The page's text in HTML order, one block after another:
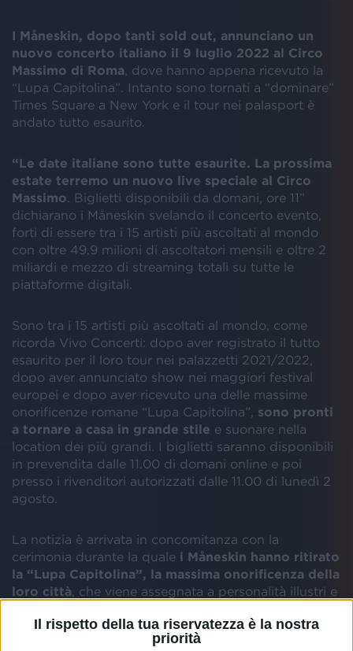
Il rispetto della tua riservatezza è la nostra
priorità
I Måneskin, dopo tanti sold out, annunciano un
nuovo concerto italiano il 9 luglio 2022 al Circo
Massimo di Roma , dove hanno appena ricevuto la
“Lupa Capitolina”. Intanto sono tornati a “dominare”
Times Square a New York e il tour nei palasport è
andato tutto esaurito.
“Le date italiane sono tutte esaurite. La prossima
estate terremo un nuovo live speciale al Circo
Massimo . Biglietti disponibili da domani, ore 11”
dichiarano i Måneskin svelando il concerto evento,
forti di essere tra i 15 artisti più ascoltati al mondo
con oltre 49,9 milioni di ascoltatori mensili e oltre 2
miliardi e mezzo di streaming totali su tutte le
piattaforme digitali.
Sono tra i 15 artisti più ascoltati al mondo, come
ricorda Vivo Concerti: dopo aver registrato il tutto
esaurito per il loro tour nei palazzetti 2021/2022,
dopo aver annunciato show nei maggiori festival
europei e dopo aver ricevuto una delle massime
onorificenze romane “Lupa Capitolina”, sono pronti
a tornare a casa in grande stile e suonare nella
location dei più grandi. I biglietti saranno disponibili
in prevendita dalle 11.00 di domani online e poi
presso i rivenditori autorizzati dalle 11.00 di lunedì 2
agosto.
La notizia è arrivata in concomitanza con la
cerimonia durante la quale i Måneskin hanno ritirato
la “Lupa Capitolina”, la massima onorificenza della
loro città , che viene assegnata a personalità illustri e
come la vittoria al Festival di Sanremo e
all'Eurovision Song Contest 2021 con il brano “Zitti e